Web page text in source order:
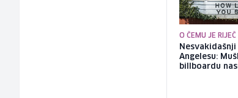
O ČEMU JE RIJEČ
Angelesu:
billboardu